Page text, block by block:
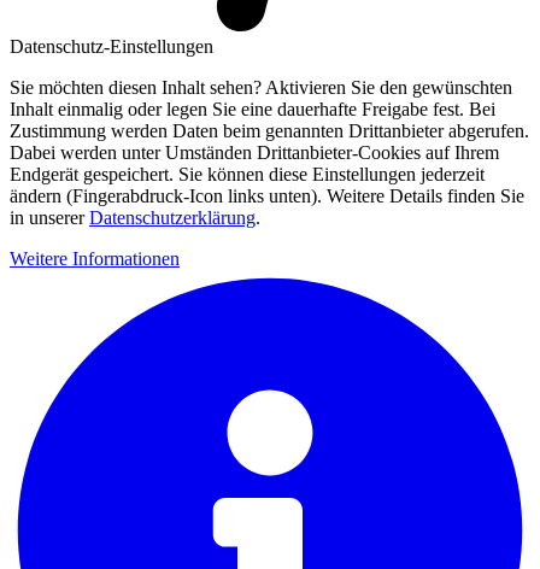
Datenschutz-Einstellungen
Sie möchten diesen Inhalt sehen? Aktivieren Sie den gewünschten
Inhalt einmalig oder legen Sie eine dauerhafte Freigabe fest. Bei
Zustimmung werden Daten beim genannten Drittanbieter abgerufen.
Dabei werden unter Umständen Drittanbieter-Cookies auf Ihrem
Endgerät gespeichert. Sie können diese Einstellungen jederzeit
ändern (Fingerabdruck-Icon links unten). Weitere Details finden Sie
in unsererDatenschutzerklärung.
Weitere Informationen